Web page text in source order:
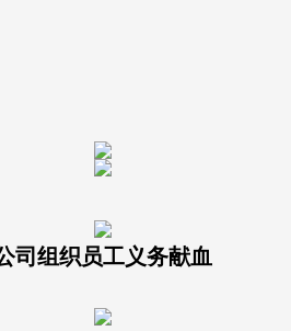
司组织员工义务献血